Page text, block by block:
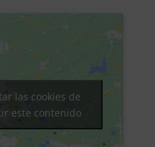
las cookies de
este contenido